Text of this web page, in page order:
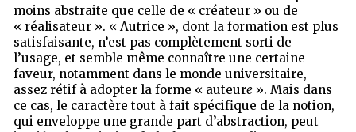
moins abstraite que celle de « créateur » ou de
« réalisateur ». « Autrice », dont la formation est plus
satisfaisante, n’est pas complètement sorti de
l’usage, et semble même connaître une certaine
faveur, notamment dans le monde universitaire,
assez rétif à adopter la forme « auteure ». Mais dans
ce cas, le caractère tout à fait spécifique de la notion,
qui enveloppe une grande part d’abstraction, peut